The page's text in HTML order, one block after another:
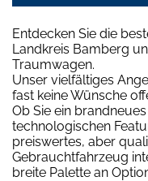
Entdecken Sie die
Landkreis Bamberg
Traumwagen.
Unser vielfältiges
fast keine Wünsche
Ob Sie ein
technologischen
preiswertes, aber
Gebrauchtfahrzeug
breite Palette an